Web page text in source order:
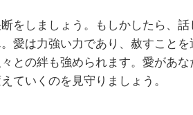
をしましょう。もしかしたら、話
愛は力強い力であり、赦すこと
との絆も強められます。愛があな
ていくのを見守りましょう。